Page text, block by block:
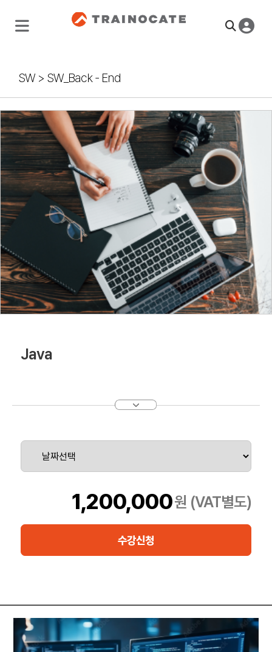
SW > SW_Back - End
Java
1,200,000원 (VAT별도)
수강신청